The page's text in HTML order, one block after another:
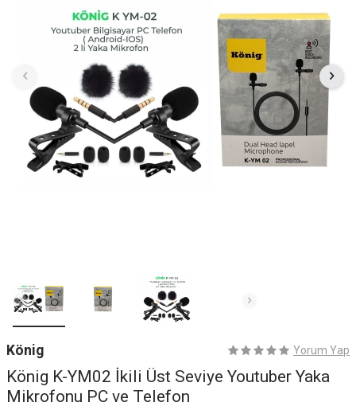
König Yorum Yap
König K-YM02 İkili Üst Seviye Youtuber Yaka
Mikrofonu PC ve Telefon